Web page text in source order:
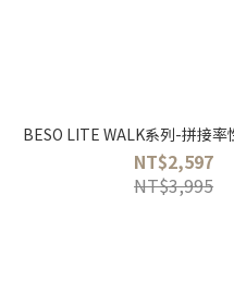
BESO LITE WALK系列-拼接
NT$2,597
NT$3,995